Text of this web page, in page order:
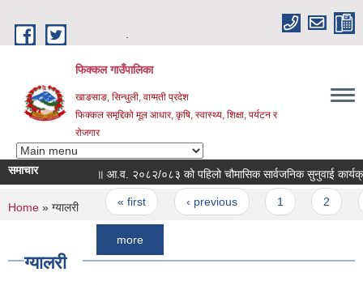
फिक्कल गाउँपालिका
खाङसाङ, सिन्धुली, वाग्मती प्रदेश
फिक्कल समृद्दिको मूल आधार, कृषि, स्वास्थ्य, शिक्षा, पर्यटन र
रोजगार
समाचार ॥ आ.व. २०८२/०८३ को पहिलो चौमासिक सार्वजनिक सुनुवाई कार्यक्रम
Pages ‹ previous
You are here
Home » ग्यालरी
ग्यालरी